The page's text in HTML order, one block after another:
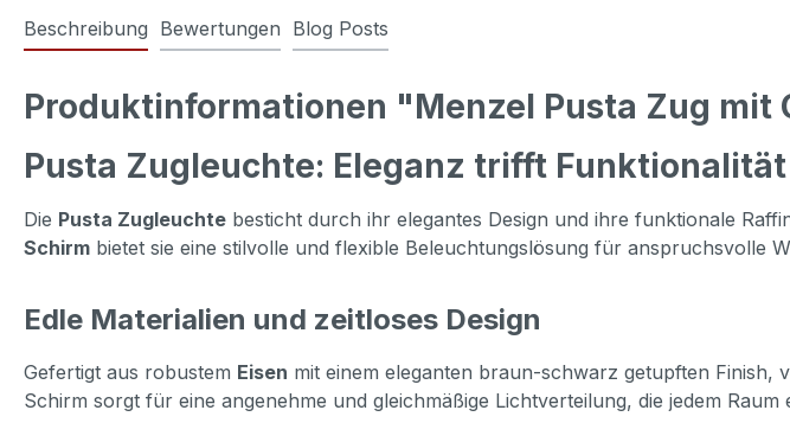
Beschreibung Bewertungen Blog Posts
Produktinformationen "Menzel Pusta Zug mit
Pusta Zugleuchte: Eleganz trifft Funktionalität
Die Pusta Zugleuchte besticht durch ihr elegantes Design und ihre funktionale
Schirm bietet sie eine stilvolle und flexible Beleuchtungslösung für anspruchsvolle
Edle Materialien und zeitloses Design
Gefertigt aus robustem Eisen mit einem eleganten braun-schwarz getupften Finish,
Schirm sorgt für eine angenehme und gleichmäßige Lichtverteilung, die jedem